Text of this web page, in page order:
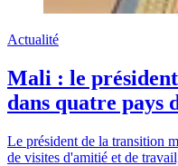
Actualité
Mali : le
dans quatre pays
Le président de la transition
de visites d'amitié et de